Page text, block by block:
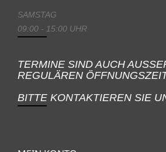
SAMSTAG
09:00 - 15:00 UHR
TERMINE SIND AUCH
REGULÄREN
BITTE KONTAKTIEREN SIE